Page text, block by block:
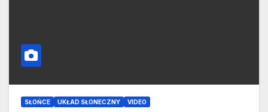
SŁOŃCE UKŁAD SŁONECZNY VIDEO